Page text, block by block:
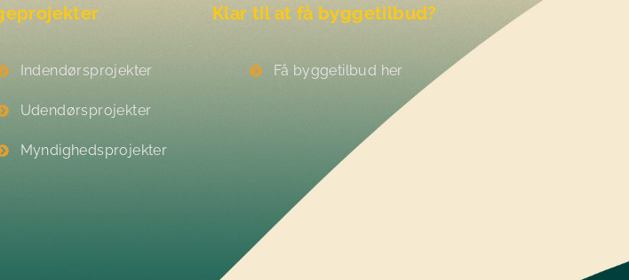
Indendørsprojekter
Udendørsprojekter
Myndighedsprojekter
Klar til at få byggetilbud?
Få byggetilbud her